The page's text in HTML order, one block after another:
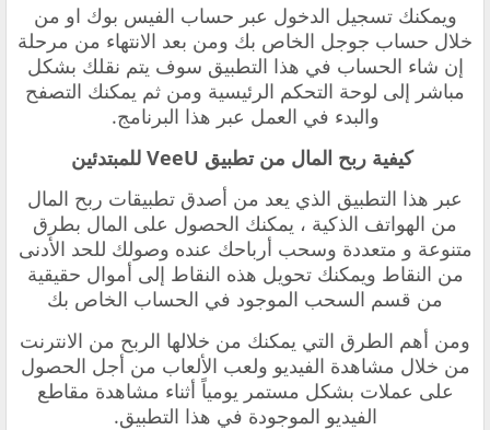
ويمكنك تسجيل الدخول عبر حساب الفيس بوك او من
خلال حساب ‫جوجل الخاص بك ومن بعد الانتهاء من مرحلة
إن شاء الحساب في هذا التطبيق سوف يتم نقلك بشكل
مباشر إلى لوحة التحكم الرئيسية ومن ثم يمكنك التصفح
والبدء في العمل عبر هذا البرنامج.
‏ ‏كيفية ربح المال من تطبيق VeeU للمبتدئين
‏عبر هذا التطبيق الذي يعد من أصدق تطبيقات ربح المال
من الهواتف الذكية ، يمكنك الحصول على المال بطرق
متنوعة و متعددة ‏وسحب أرباحك عنده وصولك للحد الأدنى
من النقاط ويمكنك تحويل هذه النقاط إلى أموال حقيقية
من قسم السحب الموجود في الحساب الخاص بك
ومن أهم الطرق التي يمكنك من خلالها الربح من الانترنت
من خلال مشاهدة الفيديو ولعب الألعاب من أجل الحصول
على عملات بشكل مستمر يومياً أثناء مشاهدة مقاطع
الفيديو الموجودة في هذا التطبيق.